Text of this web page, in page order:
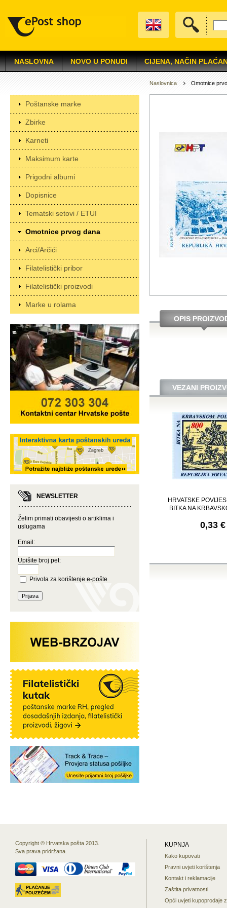
NASLOVNA NOVO U PONUDI CIJENA, NAČIN
Poštanske marke
Zbirke
Karneti
Maksimum karte
Prigodni albumi
Dopisnice
Tematski setovi / ETUI
Omotnice prvog dana
Arci/Arčići
Filatelistički pribor
Filatelistički proizvodi
Marke u rolama
NEWSLETTER
Želim primati obavijesti o artiklima i
uslugama
Email:
Upišite broj pet:
Privola za korištenje e-pošte
Naslovnica Omotnice
OPIS
VEZANI
HRVATSKE
BITKA NA
0,33 €
Copyright © Hrvatska pošta 2013.
Sva prava pridržana.
KUPNJA
Kako kupovati
Pravni uvjeti korištenja
Kontakt i reklamacije
Zaštita privatnosti
Opći uvjeti kupoprodaje